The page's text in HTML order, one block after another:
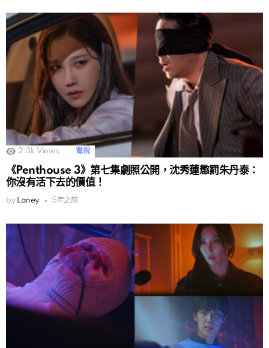
2.3k Views 電視
《Penthouse 3》第七集劇照公開，沈秀蓮懲罰朱丹泰：
你沒有活下去的價值！
by Laney 5年之前